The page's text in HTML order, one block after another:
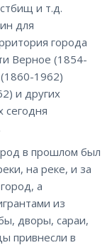
и т.д.
для
города
Верное (1854-
1962)
и других
сегодня
в прошлом был
на реке, и за
а
из
дворы, сараи,
привнесли в